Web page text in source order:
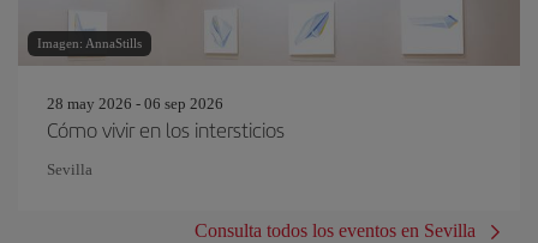
Imagen: AnnaStills
28 may 2026 - 06 sep 2026
Cómo vivir en los intersticios
Sevilla
Consulta todos los eventos en Sevilla